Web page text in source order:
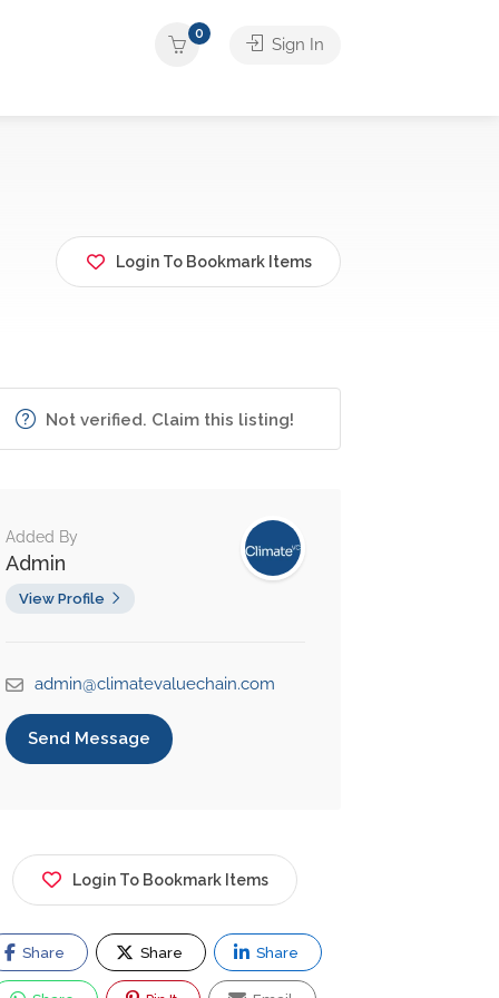
0
Sign In
Login To Bookmark Items
Not verified. Claim this listing!
Added By
Admin
View Profile
admin@climatevaluechain.com
Send Message
Login To Bookmark Items
Share Share Share